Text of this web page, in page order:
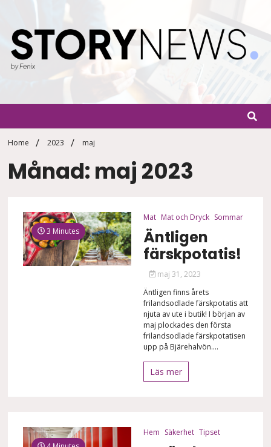
Home 2023 maj
Månad: maj 2023
3 Minutes
Mat Mat och Dryck Sommar
Äntligen
färskpotatis!
maj 31, 2023
Äntligen finns årets
frilandsodlade färskpotatis att
njuta av ute i butik! I början av
maj plockades den första
frilandsodlade färskpotatisen
upp på Bjärehalvön....
Läs mer
Hem Säkerhet Tipset